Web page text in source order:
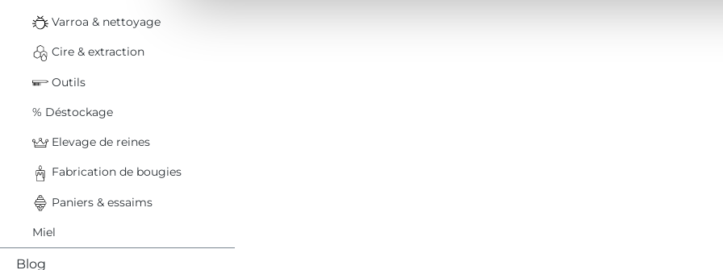
Varroa & nettoyage
Cire & extraction
Outils
% Déstockage
Elevage de reines
Fabrication de bougies
Paniers & essaims
Miel
Blog